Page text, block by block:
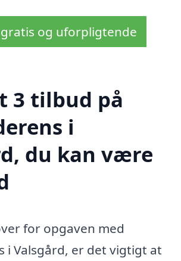
og uforpligtende
3 tilbud på
i
du kan være
for opgaven med
i Valsgård, er det vigtigt at